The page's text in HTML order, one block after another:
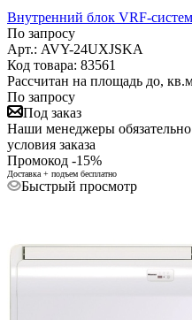
Внутренний блок VRF-
По запросу
Арт.: AVY-24UXJSKA
Код товара: 83561
Рассчитан на площадь до,
По запросу
Под заказ
Наши менеджеры
условия заказа
Промокод -15%
Доставка + подъем бесплатно
Быстрый просмотр